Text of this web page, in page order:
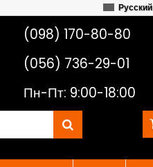
Русский
(098) 170-80-80
(056) 736-29-01
Пн-Пт: 9:00-18:00